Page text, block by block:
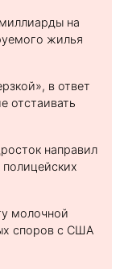
на
жилья
в ответ
отстаивать
направил
молочной
споров с США